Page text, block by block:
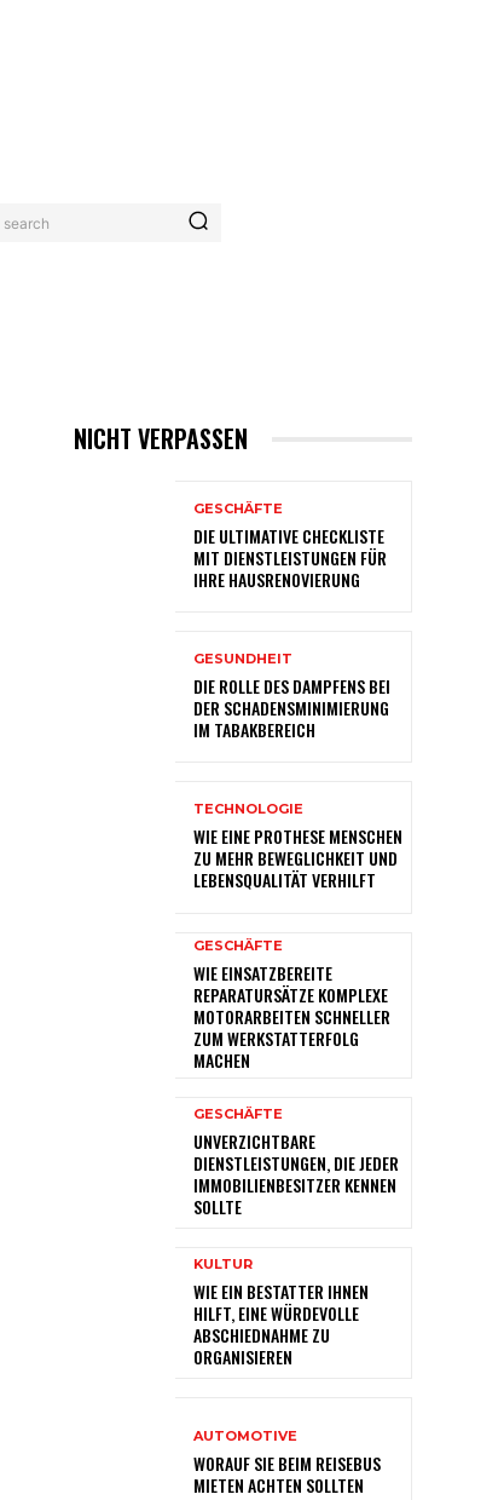
search
NICHT VERPASSEN
GESCHÄFTE
DIE ULTIMATIVE CHECKLISTE
MIT DIENSTLEISTUNGEN FÜR
IHRE HAUSRENOVIERUNG
GESUNDHEIT
DIE ROLLE DES DAMPFENS BEI
DER SCHADENSMINIMIERUNG
IM TABAKBEREICH
TECHNOLOGIE
WIE EINE PROTHESE MENSCHEN
ZU MEHR BEWEGLICHKEIT UND
LEBENSQUALITÄT VERHILFT
GESCHÄFTE
WIE EINSATZBEREITE
REPARATURSÄTZE KOMPLEXE
MOTORARBEITEN SCHNELLER
ZUM WERKSTATTERFOLG
MACHEN
GESCHÄFTE
UNVERZICHTBARE
DIENSTLEISTUNGEN, DIE JEDER
IMMOBILIENBESITZER KENNEN
SOLLTE
KULTUR
WIE EIN BESTATTER IHNEN
HILFT, EINE WÜRDEVOLLE
ABSCHIEDNAHME ZU
ORGANISIEREN
AUTOMOTIVE
WORAUF SIE BEIM REISEBUS
MIETEN ACHTEN SOLLTEN